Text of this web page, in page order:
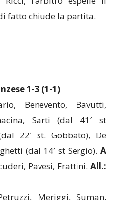
fatto chiude la partita.
Benevento, Bavutti,
Sarti (dal 41′ st
22′ st. Gobbato), De
(dal 14′ st Sergio).A
Pavesi, Frattini.All.: